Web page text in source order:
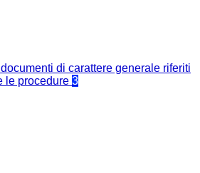
di carattere generale riferiti
le procedure 3